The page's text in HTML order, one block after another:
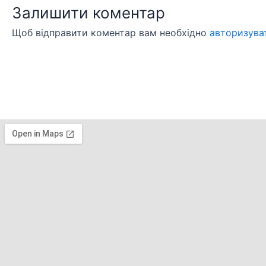
Залишити коментар
Щоб відправити коментар вам необхідно